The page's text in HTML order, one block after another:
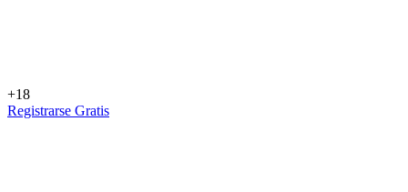
+18
Registrarse Gratis